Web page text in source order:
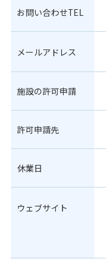
お問い合わせTEL
メールアドレス
施設の許可申請
許可申請先
休業日
ウェブサイト